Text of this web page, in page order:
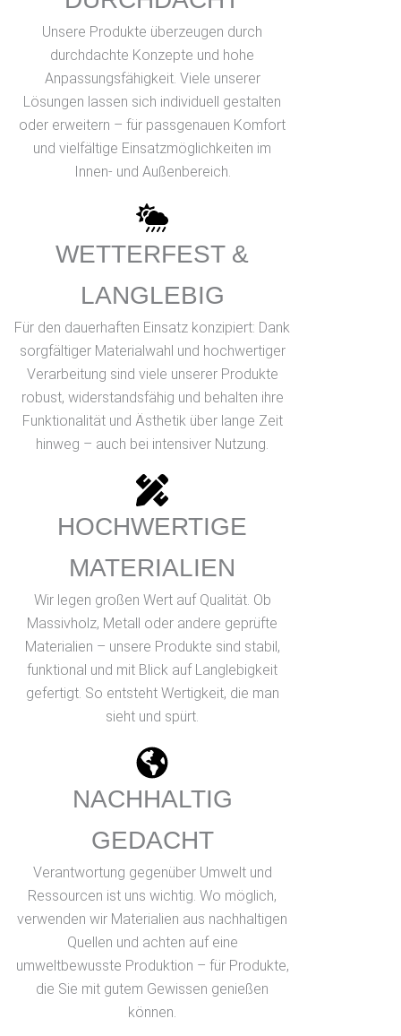
Unsere Produkte überzeugen durch
durchdachte Konzepte und hohe
Anpassungsfähigkeit. Viele unserer
Lösungen lassen sich individuell gestalten
oder erweitern – für passgenauen Komfort
und vielfältige Einsatzmöglichkeiten im
Innen- und Außenbereich.
WETTERFEST &
LANGLEBIG
Für den dauerhaften Einsatz konzipiert: Dank
sorgfältiger Materialwahl und hochwertiger
Verarbeitung sind viele unserer Produkte
robust, widerstandsfähig und behalten ihre
Funktionalität und Ästhetik über lange Zeit
hinweg – auch bei intensiver Nutzung.
HOCHWERTIGE
MATERIALIEN
Wir legen großen Wert auf Qualität. Ob
Massivholz, Metall oder andere geprüfte
Materialien – unsere Produkte sind stabil,
funktional und mit Blick auf Langlebigkeit
gefertigt. So entsteht Wertigkeit, die man
sieht und spürt.
NACHHALTIG
GEDACHT
Verantwortung gegenüber Umwelt und
Ressourcen ist uns wichtig. Wo möglich,
verwenden wir Materialien aus nachhaltigen
Quellen und achten auf eine
umweltbewusste Produktion – für Produkte,
die Sie mit gutem Gewissen genießen
können.